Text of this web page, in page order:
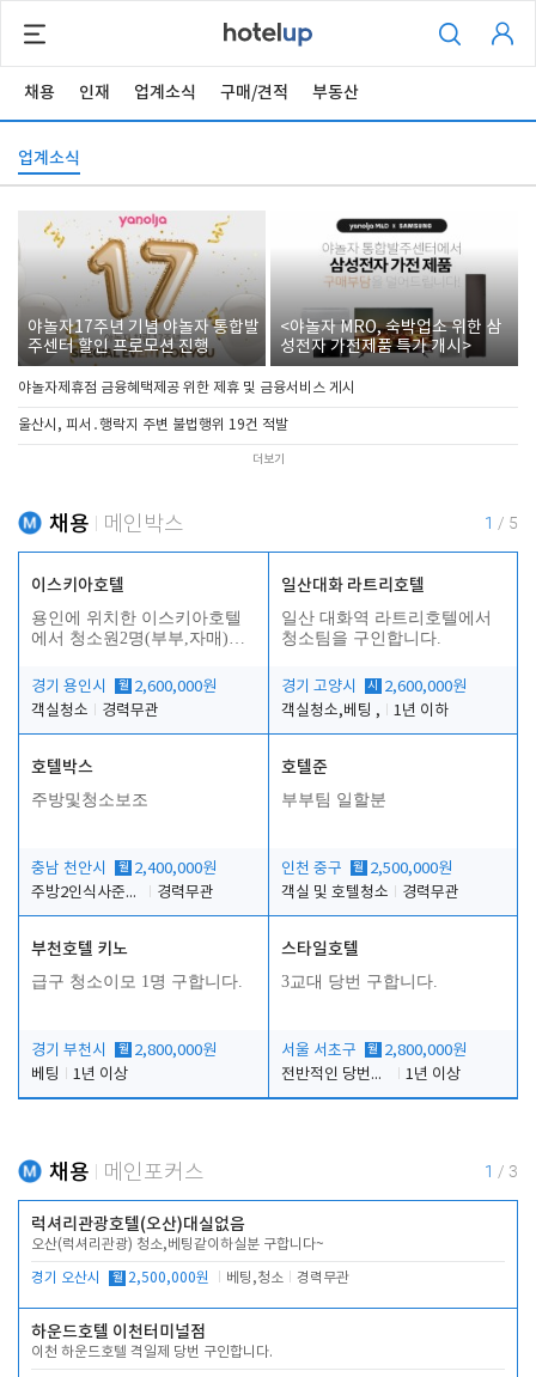
채용 인재 업계소식 구매/견적 부동산
업계소식
야놀자17주년 기념 야놀자 통합발
주센터 할인 프로모션 진행
<야놀자 MRO, 숙박업소 위한 삼
성전자 가전제품 특가 개시>
야놀자제휴점 금융혜택제공 위한 제휴 및 금융서비스 게시
울산시, 피서․행락지 주변 불법행위 19건 적발
더보기
채용 메인박스 1 / 5
이스키아호텔
용인에 위치한 이스키아호텔
에서 청소원2명(부부,자매)을
경기 용인시
월 2,600,000원
객실청소
경력무관
일산대화 라트리호텔
일산 대화역 라트리호텔에서
청소팀을 구인합니다.
경기 고양시 시
2,600,000원
객실청소,베팅 ,
1년 이하
호텔박스
주방및청소보조
충남 천안시 월 2,400,000원
주방2인식사준비및청소린렌보조
경력무관
호텔준
부부팀 일할분
인천 중구 월 2,500,000원
객실 및 호텔청소
경력무관
부천호텔 키노
급구 청소이모 1명 구합니다.
경기 부천시 월 2,800,000원
베팅
1년 이상
스타일호텔
3교대 당번 구합니다.
서울 서초구 월 2,800,000원
전반적인 당번업무
1년 이상
채용 메인포커스 1 / 3
럭셔리관광호텔(오산)대실없음
오산(럭셔리관광) 청소,베팅같이하실분 구합니다~
경기 오산시 월 2,500,000원 베팅,청소 경력무관
하운드호텔 이천터미널점
이천 하운드호텔 격일제 당번 구인합니다.